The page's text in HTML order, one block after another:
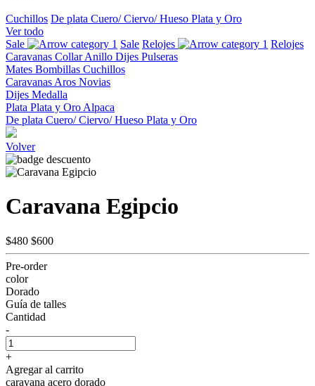
Cuchillos De plata Cuero/ Ciervo/ Hueso Plata y Oro
Ver todo
Sale
Sale Relojes
Relojes
Caravanas CollarAnillo Dijes Pulseras
Mates Bombillas Cuchillos
Caravanas Aros Novias
Dijes Medalla
Plata Plata y Oro Alpaca
De plata Cuero/ Ciervo/ Hueso Plata y Oro
Volver
Caravana Egipcio
$480 $600
Pre-order
color
Dorado
Guía de talles
Cantidad
-
+
Agregar al carrito
caravana acero dorado